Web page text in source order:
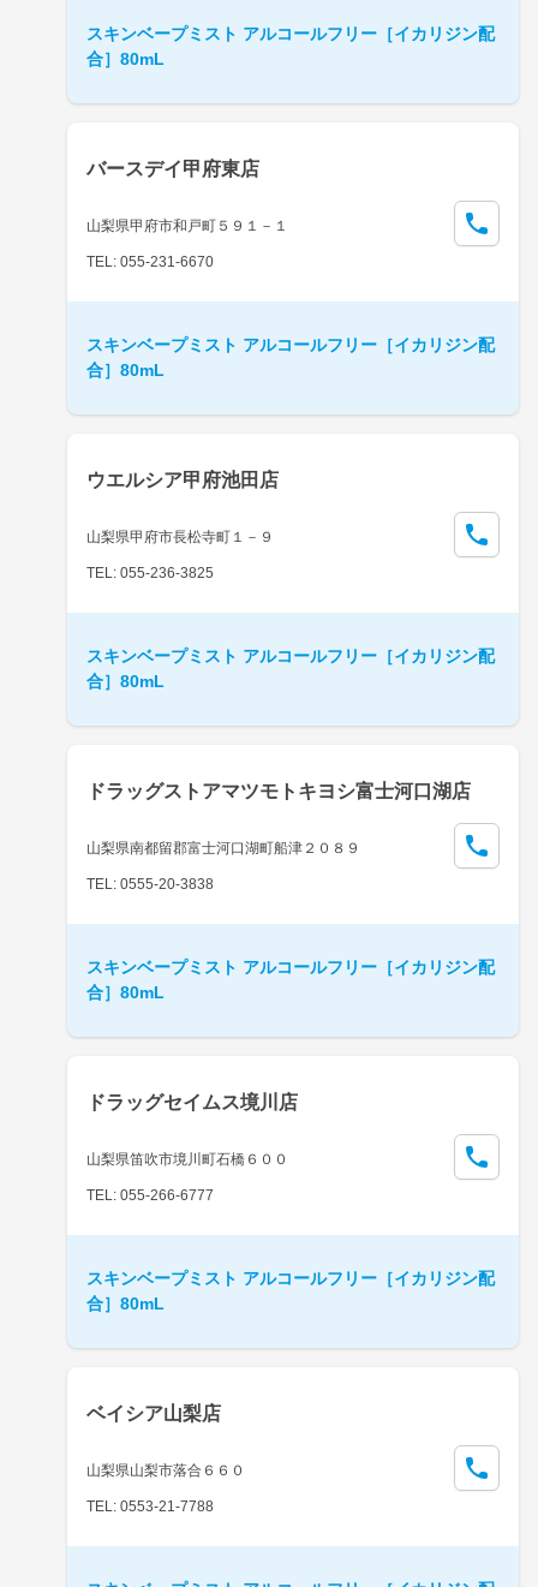
スキンベープミスト アルコールフリー［イカリジン配
合］80mL
バースデイ甲府東店
山梨県甲府市和戸町５９１－１
TEL: 055-231-6670
スキンベープミスト アルコールフリー［イカリジン配
合］80mL
ウエルシア甲府池田店
山梨県甲府市長松寺町１－９
TEL: 055-236-3825
スキンベープミスト アルコールフリー［イカリジン配
合］80mL
ドラッグストアマツモトキヨシ富士河口湖店
山梨県南都留郡富士河口湖町船津２０８９
TEL: 0555-20-3838
スキンベープミスト アルコールフリー［イカリジン配
合］80mL
ドラッグセイムス境川店
山梨県笛吹市境川町石橋６００
TEL: 055-266-6777
スキンベープミスト アルコールフリー［イカリジン配
合］80mL
ベイシア山梨店
山梨県山梨市落合６６０
TEL: 0553-21-7788